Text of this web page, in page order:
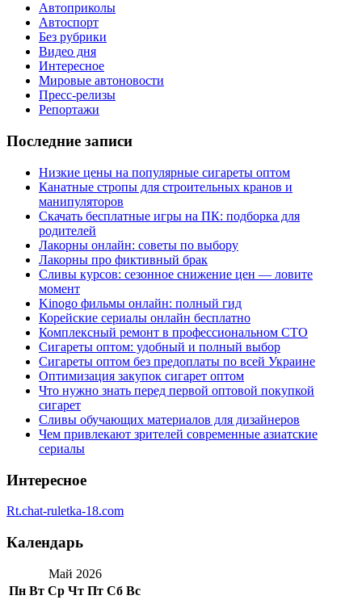
Автоприколы
Автоспорт
Без рубрики
Видео дня
Интересное
Мировые автоновости
Пресс-релизы
Репортажи
Последние записи
Низкие цены на популярные сигареты оптом
Канатные стропы для строительных кранов и
манипуляторов
Скачать бесплатные игры на ПК: подборка для
родителей
Лакорны онлайн: советы по выбору
Лакорны про фиктивный брак
Сливы курсов: сезонное снижение цен — ловите
момент
Kinogo фильмы онлайн: полный гид
Корейские сериалы онлайн бесплатно
Комплексный ремонт в профессиональном СТО
Сигареты оптом: удобный и полный выбор
Сигареты оптом без предоплаты по всей Украине
Оптимизация закупок сигарет оптом
Что нужно знать перед первой оптовой покупкой
сигарет
Сливы обучающих материалов для дизайнеров
Чем привлекают зрителей современные азиатские
сериалы
Интересное
Rt.chat-ruletka-18.com
Календарь
Май 2026
Пн Вт Ср Чт Пт Сб Вс